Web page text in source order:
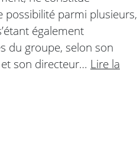
possibilité parmi plusieurs,
également
du groupe, selon son
son directeur… Lire la